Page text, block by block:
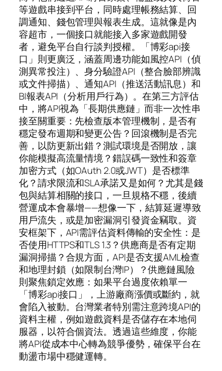
等遊戲串接到平台，同時處理帳務結算、回
調通知、錢包管理與報表生成。這就像是內
容超市，一個接口就能接入多家遊戲開發
者，避免平台自行談判授權。「博彩api接
口」則更廣泛，涵蓋周邊功能如風控API（偵
測異常投注）、身分驗證API（整合臉部辨識
或文件掃描）、通知API（推送活動訊息）和
BI報表API（分析用戶行為）。在第三方評估
中，將API視為「長期供應鏈」而非一次性串
接至關重要：先檢查版本管理機制，是否有
穩定發布週期和變更公告？回滾機制是否完
善，以防更新出錯？測試環境是否開放，讓
你能模擬高流量情境？錯誤碼一致性和簽章
加密方式（如OAuth 2.0或JWT）是否標準
化？請求限流和SLA承諾又是如何？尤其是錢
包與結算相關的接口，一旦規格不穩，後續
營運成本會暴增——想像一下，結算延遲導致
用戶流失，或是加密漏洞引發資金竊取。資
安框架下，API需評估資料傳輸的安全性：是
否使用HTTPS和TLS 1.3？供應商是否有定期
漏洞掃描？合規方面，API是否支援AML檢查
和地理封鎖（如限制台灣IP）？供應鏈風險
則聚焦鎖定效應：如果平台過度依賴單一
「博彩api接口」，上游廠商漲價或斷約，就
會陷入被動。台灣業者特別需注意跨境API的
資料主權，例如遊戲資料是否儲存在本地伺
服器，以符合個資法。透過這些維度，你能
將API從成本中心轉為競爭優勢，確保平台在
動盪市場中穩健運轉。